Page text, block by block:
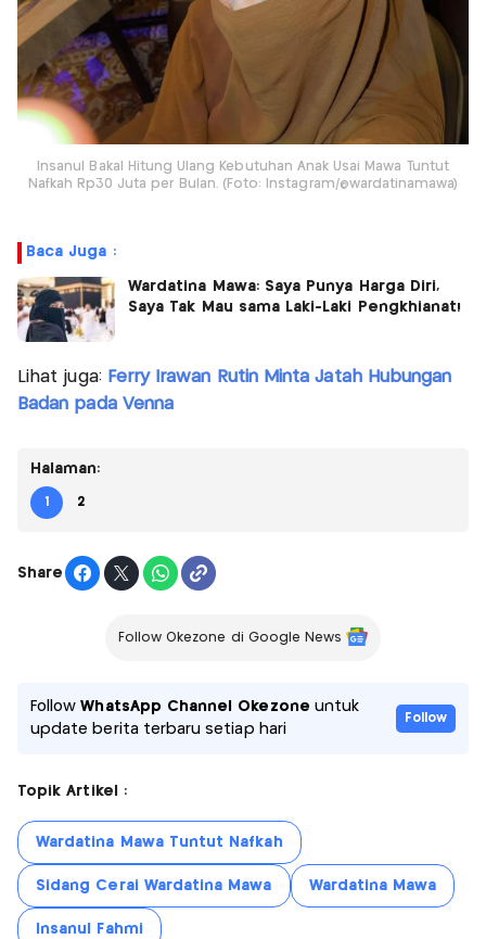
Insanul Bakal Hitung Ulang Kebutuhan Anak Usai Mawa Tuntut
Nafkah Rp30 Juta per Bulan. (Foto: Instagram/@wardatinamawa)
Baca Juga :
Wardatina Mawa: Saya Punya Harga Diri,
Saya Tak Mau sama Laki-Laki Pengkhianat!
Lihat juga: Ferry Irawan Rutin Minta Jatah Hubungan
Badan pada Venna
Halaman:
1 2
Share
Follow Okezone di Google News
FollowWhatsApp Channel Okezone untuk
update berita terbaru setiap hari
Follow
Topik Artikel :
Wardatina Mawa Tuntut Nafkah
Sidang Cerai Wardatina Mawa Wardatina Mawa
Insanul Fahmi